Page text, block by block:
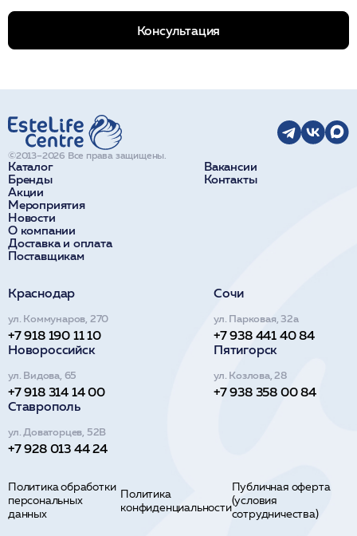
Консультация
Каталог
Бренды
Акции
Мероприятия
Новости
О компании
Доставка и оплата
Поставщикам
Вакансии
Контакты
©2013–2026 Все права защищены.
Краснодар
ул. Коммунаров, 270
+7 918 190 11 10
Сочи
ул. Парковая, 32а
+7 938 441 40 84
Новороссийск
ул. Видова, 65
+7 918 314 14 00
Пятигорск
ул. Козлова, 28
+7 938 358 00 84
Ставрополь
ул. Доваторцев, 52В
+7 928 013 44 24
Политика обработки
персональных
данных
Политика
конфиденциальности
Публичная оферта
(условия
сотрудничества)